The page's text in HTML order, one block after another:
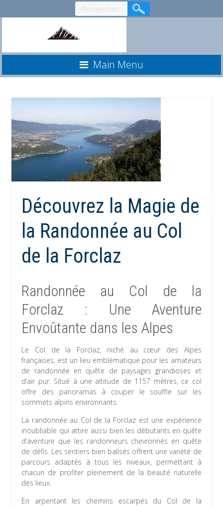
au
Main Menu
Découvrez la Magie de
la Randonnée au Col
de la Forclaz
Randonnée au Col de la
Forclaz : Une Aventure
Envoûtante dans les Alpes
Le Col de la Forclaz, niché au cœur des Alpes
françaises, est un lieu emblématique pour les amateurs
de randonnée en quête de paysages grandioses et
d’air pur. Situé à une altitude de 1157 mètres, ce col
offre des panoramas à couper le souffle sur les
sommets alpins environnants.
La randonnée au Col de la Forclaz est une expérience
inoubliable qui attire aussi bien les débutants en quête
d’aventure que les randonneurs chevronnés en quête
de défis. Les sentiers bien balisés offrent une variété de
parcours adaptés à tous les niveaux, permettant à
chacun de profiter pleinement de la beauté naturelle
des lieux.
En arpentant les chemins escarpés du Col de la